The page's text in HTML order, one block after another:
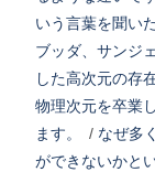
いう言葉を聞い
ブッダ、サンジ
した高次元の存
物理次元を卒業
ます。
/ なぜ多
ができないかと